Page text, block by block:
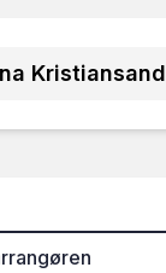
Kristiansand